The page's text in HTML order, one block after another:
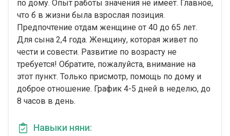
по дому. Опыт работы значения не имеет. Главное,
что б в жизни была взрослая позиция.
Предпочтение отдам женщине от 40 до 65 лет.
Для сына 2,4 года. Женщину, которая живет по
чести и совести. Развитие по возрасту не
требуется! Обратите, пожалуйста, внимание на
этот пункт. Только присмотр, помощь по дому и
доброе отношение. График 4-5 дней в неделю, до
8 часов в день.
Навыки няни: